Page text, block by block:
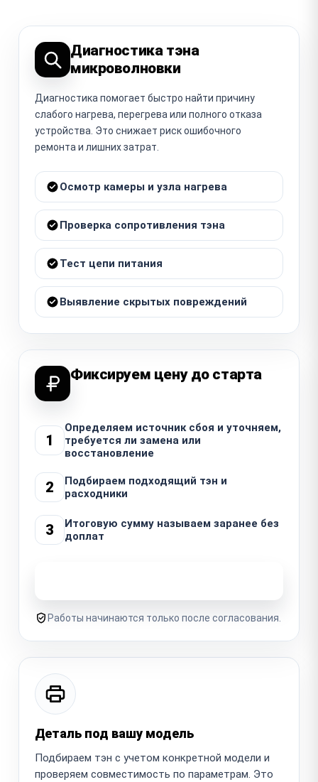
Диагностика тэна
микроволновки
Диагностика помогает быстро найти причину
слабого нагрева, перегрева или полного отказа
устройства. Это снижает риск ошибочного
ремонта и лишних затрат.
Осмотр камеры и узла нагрева
Проверка сопротивления тэна
Тест цепи питания
Выявление скрытых повреждений
Фиксируем цену до старта
1
Определяем источник сбоя и уточняем,
требуется ли замена или
восстановление
2
Подбираем подходящий тэн и
расходники
3
Итоговую сумму называем заранее без
доплат
Работы начинаются только после согласования.
Деталь под вашу модель
Подбираем тэн с учетом конкретной модели и
проверяем совместимость по параметрам. Это